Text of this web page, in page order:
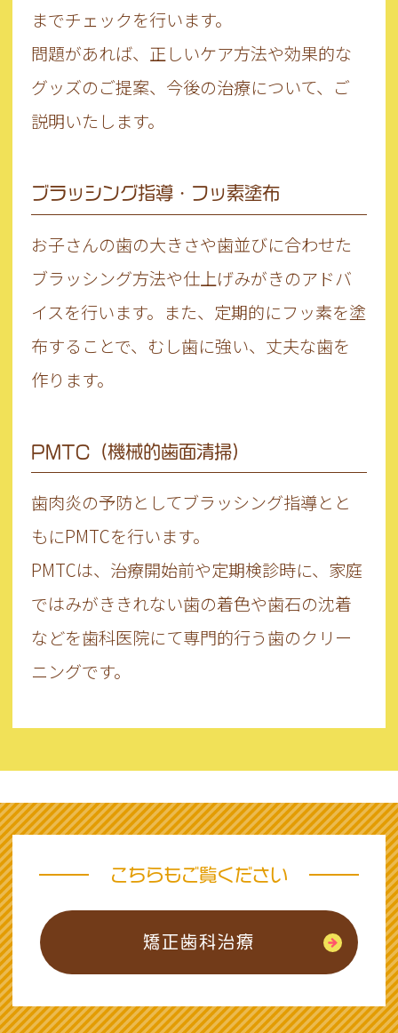
までチェックを行います。
問題があれば、正しいケア方法や効果的な
グッズのご提案、今後の治療について、ご
説明いたします。
ブラッシング指導・フッ素塗布
お子さんの歯の大きさや歯並びに合わせた
ブラッシング方法や仕上げみがきのアドバ
イスを行います。また、定期的にフッ素を塗
布することで、むし歯に強い、丈夫な歯を
作ります。
PMTC（機械的歯面清掃）
歯肉炎の予防としてブラッシング指導とと
もにPMTCを行います。
PMTCは、治療開始前や定期検診時に、家庭
ではみがききれない歯の着色や歯石の沈着
などを歯科医院にて専門的行う歯のクリー
ニングです。
こちらもご覧ください
矯正歯科治療